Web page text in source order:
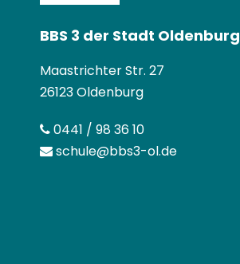
BBS 3 der Stadt Oldenburg
Maastrichter Str. 27
26123 Oldenburg
0441 / 98 36 10
schule@bbs3-ol.de